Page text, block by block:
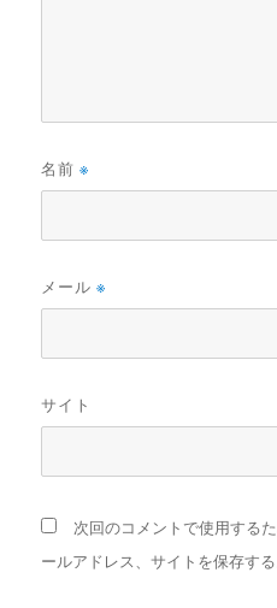
名前※
メール※
サイト
次回のコメントで使用する
ールアドレス、サイトを保存する